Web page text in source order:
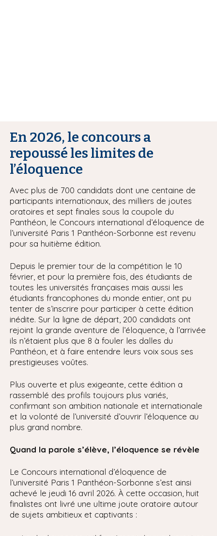
En 2026, le concours a
repoussé les limites de
l’éloquence
Avec plus de 700 candidats dont une centaine de
participants internationaux, des milliers de joutes
oratoires et sept finales sous la coupole du
Panthéon, le Concours international d’éloquence de
l’université Paris 1 Panthéon-Sorbonne est revenu
pour sa huitième édition.
Depuis le premier tour de la compétition le 10
février, et pour la première fois, des étudiants de
toutes les universités françaises mais aussi les
étudiants francophones du monde entier, ont pu
tenter de s’inscrire pour participer à cette édition
inédite. Sur la ligne de départ, 200 candidats ont
rejoint la grande aventure de l’éloquence, à l’arrivée
ils n’étaient plus que 8 à fouler les dalles du
Panthéon, et à faire entendre leurs voix sous ses
prestigieuses voûtes.
Plus ouverte et plus exigeante, cette édition a
rassemblé des profils toujours plus variés,
confirmant son ambition nationale et internationale
et la volonté de l’université d’ouvrir l’éloquence au
plus grand nombre.
Quand la parole s’élève, l’éloquence se révèle
Le Concours international d’éloquence de
l’université Paris 1 Panthéon-Sorbonne s’est ainsi
achevé le jeudi 16 avril 2026. À cette occasion, huit
finalistes ont livré une ultime joute oratoire autour
de sujets ambitieux et captivants :